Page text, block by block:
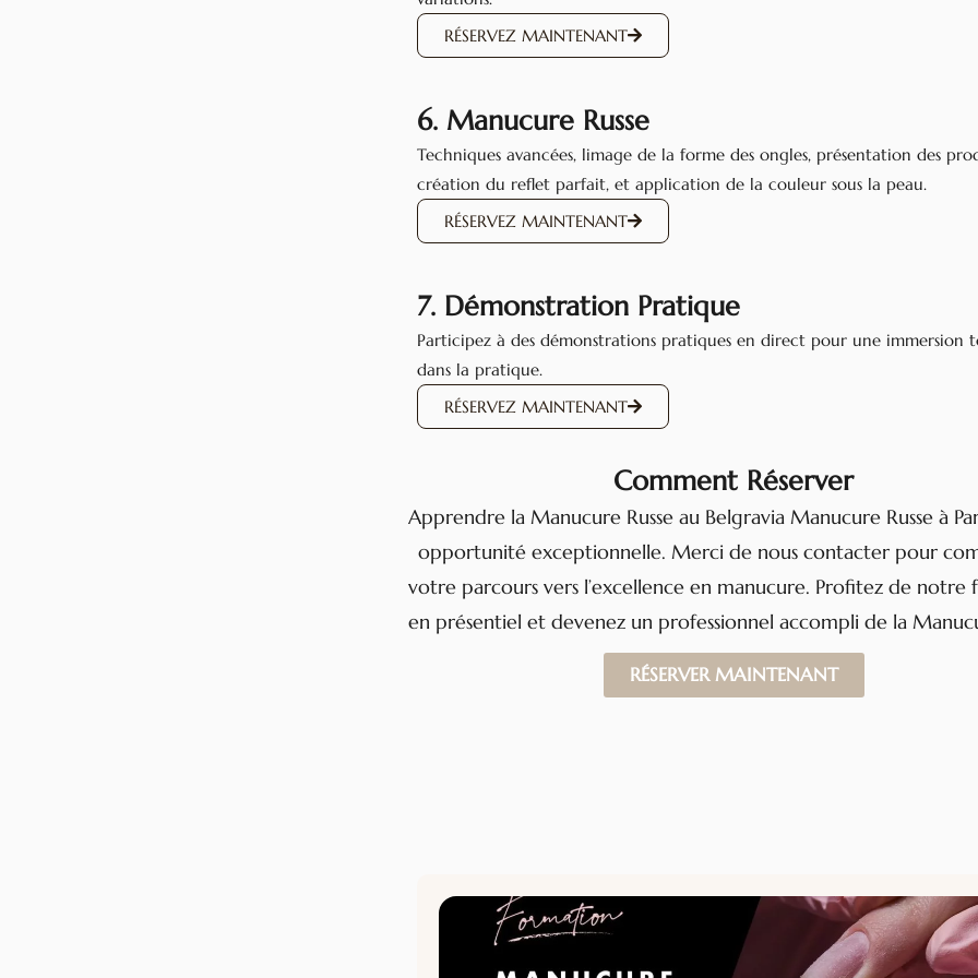
RÉSERVEZ MAINTENANT
6. Manucure Russe
Techniques avancées, limage de la forme des ongles, présentation des
création du reflet parfait, et application de la couleur sous la peau.
RÉSERVEZ MAINTENANT
7. Démonstration Pratique
Participez à des démonstrations pratiques en direct pour une immersion
dans la pratique.
RÉSERVEZ MAINTENANT
Comment Réserver
Apprendre la Manucure Russe au Belgravia Manucure Russe à
opportunité exceptionnelle. Merci de nous contacter pour
votre parcours vers l’excellence en manucure. Profitez de notre
en présentiel et devenez un professionnel accompli de la
RÉSERVER MAINTENANT